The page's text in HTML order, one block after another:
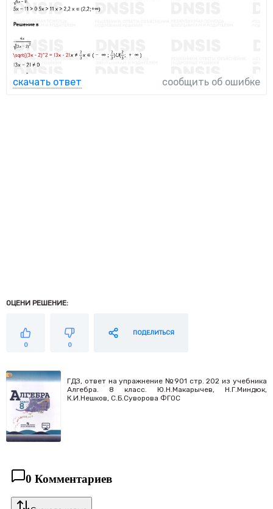
скачать ответ сообщить об ошибке
ОЦЕНИ РЕШЕНИЕ:
0 0
ПОДЕЛИТЬСЯ
ГДЗ, ответ на упражнение №901 стр. 202 из учебника
Алгебра. 8 класс. Ю.Н.Макарычев, Н.Г.Миндюк,
К.И.Нешков, С.Б.Суворова ФГОС